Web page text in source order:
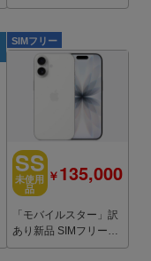
We3 F-52G ホワイト
SIMフリー
SS
未使用
品
￥135,000
「モバイルスター」訳
あり新品 SIMフリー品
iPhone17 256GB Whit